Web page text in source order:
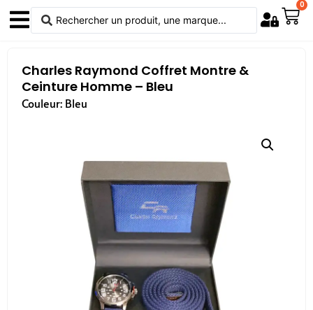
0
Charles Raymond Coffret Montre &
Ceinture Homme – Bleu
Couleur: Bleu